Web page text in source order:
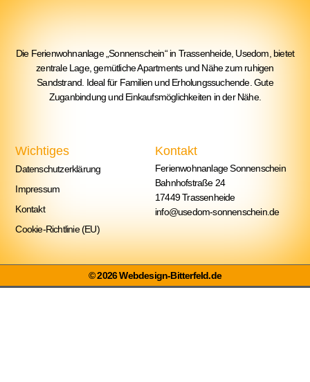
Die Ferienwohnanlage „Sonnenschein“ in Trassenheide, Usedom, bietet
zentrale Lage, gemütliche Apartments und Nähe zum ruhigen
Sandstrand. Ideal für Familien und Erholungssuchende. Gute
Zuganbindung und Einkaufsmöglichkeiten in der Nähe.
Wichtiges
Datenschutzerklärung
Impressum
Kontakt
Cookie-Richtlinie (EU)
Kontakt
Ferienwohnanlage Sonnenschein
Bahnhofstraße 24
17449 Trassenheide
info@usedom-sonnenschein.de
© 2026 Webdesign-Bitterfeld.de